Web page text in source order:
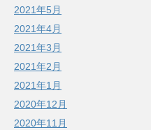
2021年5月
2021年4月
2021年3月
2021年2月
2021年1月
2020年12月
2020年11月